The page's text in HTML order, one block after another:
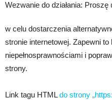
Wezwanie do działania:
w celu dostarczenia
stronie internetowej. Zapewni
niepełnosprawnościami i
strony.
Link tagu HTMLdo strony